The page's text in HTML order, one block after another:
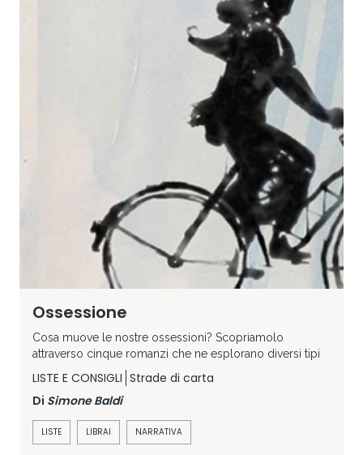
Ossessione
Cosa muove le nostre ossessioni? Scopriamolo
attraverso cinque romanzi che ne esplorano diversi tipi
LISTE E CONSIGLI Strade di carta
Di Simone Baldi
LISTE LIBRAI NARRATIVA